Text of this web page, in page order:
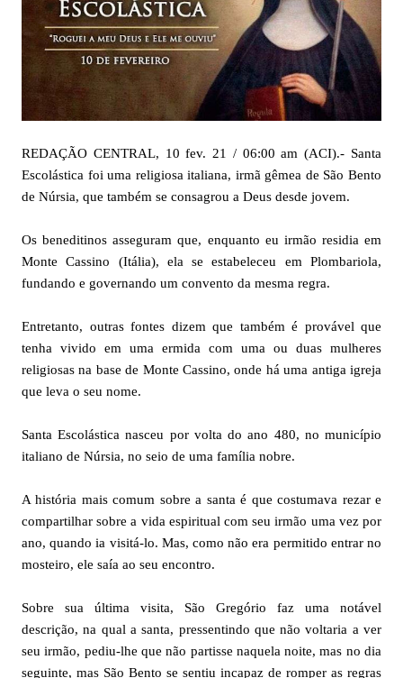
REDAÇÃO CENTRAL, 10 fev. 21 / 06:00 am (ACI).- Santa
Escolástica foi uma religiosa italiana, irmã gêmea de São Bento
de Núrsia, que também se consagrou a Deus desde jovem.
Os beneditinos asseguram que, enquanto eu irmão residia em
Monte Cassino (Itália), ela se estabeleceu em Plombariola,
fundando e governando um convento da mesma regra.
Entretanto, outras fontes dizem que também é provável que
tenha vivido em uma ermida com uma ou duas mulheres
religiosas na base de Monte Cassino, onde há uma antiga igreja
que leva o seu nome.
Santa Escolástica nasceu por volta do ano 480, no município
italiano de Núrsia, no seio de uma família nobre.
A história mais comum sobre a santa é que costumava rezar e
compartilhar sobre a vida espiritual com seu irmão uma vez por
ano, quando ia visitá-lo. Mas, como não era permitido entrar no
mosteiro, ele saía ao seu encontro.
Sobre sua última visita, São Gregório faz uma notável
descrição, na qual a santa, pressentindo que não voltaria a ver
seu irmão, pediu-lhe que não partisse naquela noite, mas no dia
seguinte, mas São Bento se sentiu incapaz de romper as regras